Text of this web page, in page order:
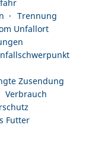
Trennung
Unfallort
Zusendung
Verbrauch
Futter